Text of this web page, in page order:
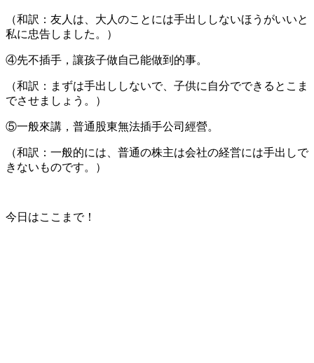
（和訳：友人は、大人のことには手出ししないほうがいいと
私に忠告しました。）
④先不插手，讓孩子做自己能做到的事。
（和訳：まずは手出ししないで、子供に自分でできるとこま
でさせましょう。）
⑤一般來講，普通股東無法插手公司經營。
（和訳：一般的には、普通の株主は会社の経営には手出しで
きないものです。）
今日はここまで！